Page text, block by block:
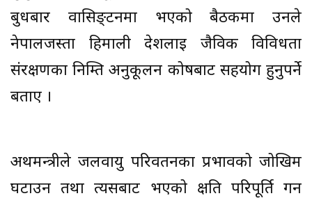
बुधबार वासिङ्टनमा भएको बैठकमा उनले
नेपालजस्ता हिमाली देशलाई जैविक विविधता
संरक्षणका निम्ति अनुकूलन कोषबाट सहयोग हुनुपर्ने
बताए ।
अर्थमन्त्रीले जलवायु परिवर्तनका प्रभावको जोखिम
घटाउन तथा त्यसबाट भएको क्षति परिपूर्ति गर्न